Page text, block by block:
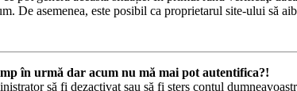
De asemenea, este posibil ca proprietarul site-ului să
în urmă dar acum nu mă mai pot autentifica?!
să fi dezactivat sau să fi şters contul